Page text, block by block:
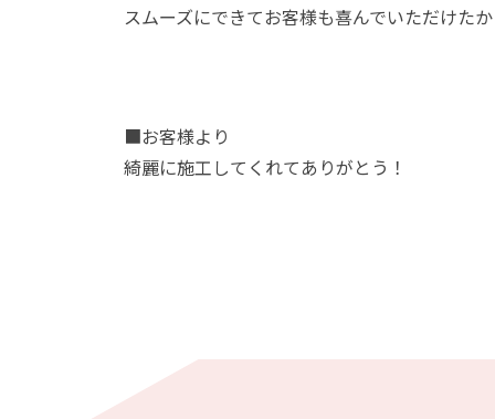
スムーズにできてお客様も喜んでいただけた
■お客様より
綺麗に施工してくれてありがとう！